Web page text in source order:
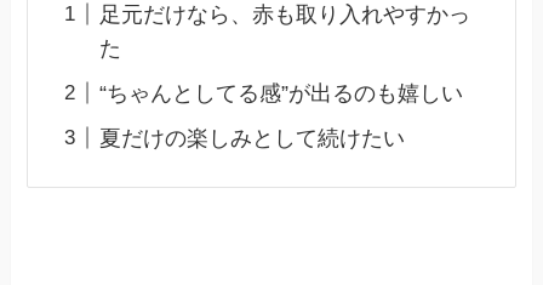
足元だけなら、赤も取り入れやすかっ
た
“ちゃんとしてる感”が出るのも嬉しい
夏だけの楽しみとして続けたい